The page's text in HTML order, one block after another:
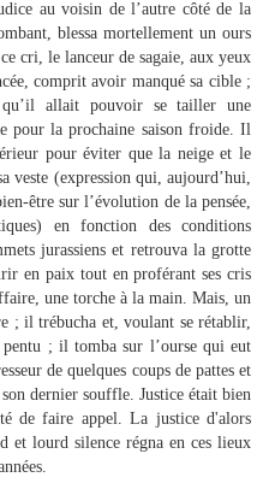
au voisin de l’autre côté de la
blessa mortellement un ours
cri, le lanceur de sagaie, aux yeux
comprit avoir manqué sa cible ;
allait pouvoir se tailler une
pour la prochaine saison froide. Il
pour éviter que la neige et le
veste (expression qui, aujourd’hui,
être sur l’évolution de la pensée,
en fonction des conditions
jurassiens et retrouva la grotte
en paix tout en proférant ses cris
une torche à la main. Mais, un
; il trébucha et, voulant se rétablir,
; il tomba sur l’ourse qui eut
de quelques coups de pattes et
dernier souffle. Justice était bien
de faire appel. La justice d'alors
et lourd silence régna en ces lieux